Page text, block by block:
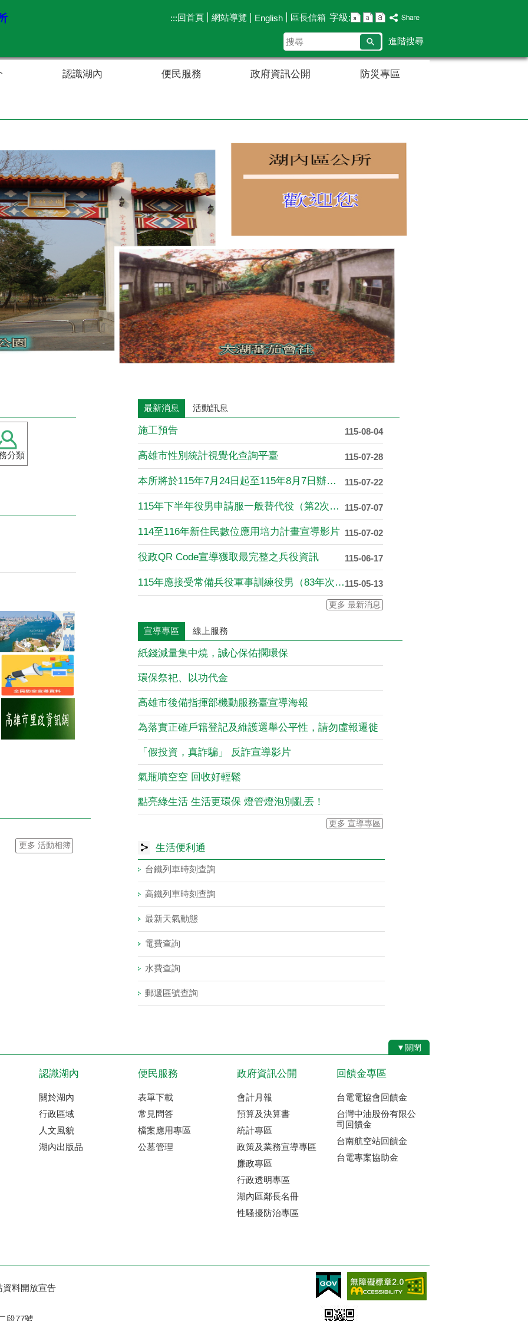
:::回首頁 網站導覽 English 區長信箱 字級:
搜
尋
進階搜尋
認識湖內 便民服務 政府資訊公開 防災專區
分類
更多 活動相簿
最新消息 活動訊息
115-08-04
施工預告
115-07-28
高雄市性別統計視覺化查詢平臺
115-07-22
本所將於115年7月24日起至115年8月7日辦理....
115-07-07
115年下半年役男申請服一般替代役（第2次）甄選作....
115-07-02
114至116年新住民數位應用培力計畫宣導影片
115-06-17
役政QR Code宣導獲取最完整之兵役資訊
115-05-13
115年應接受常備兵役軍事訓練役男（83年次至93....
更多 最新消息
宣導專區 線上服務
紙錢減量集中燒，誠心保佑擱環保
環保祭祀、以功代金
高雄市後備指揮部機動服務臺宣導海報
為落實正確戶籍登記及維護選舉公平性，請勿虛報遷徙
「假投資，真詐騙」 反詐宣導影片
氣瓶噴空空 回收好輕鬆
點亮綠生活 生活更環保 燈管燈泡別亂丟！
更多 宣導專區
生活便利通
台鐵列車時刻查詢
高鐵列車時刻查詢
最新天氣動態
電費查詢
水費查詢
郵遞區號查詢
▼關閉
認識湖內
關於湖內
行政區域
人文風貌
湖內出版品
便民服務
表單下載
常見問答
檔案應用專區
公墓管理
政府資訊公開
會計月報
預算及決算書
統計專區
政策及業務宣導專區
廉政專區
行政透明專區
湖內區鄰長名冊
性騷擾防治專區
回饋金專區
台電電協會回饋金
台灣中油股份有限公
司回饋金
台南航空站回饋金
台電專案協助金
料開放宣告
段77號